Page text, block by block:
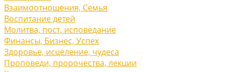
Взаимоотношения, Cемья
Воспитание детей
Молитва, пост, исповедание
Финансы, Бизнес, Успех
Здоровье, исцеление, чудеса
Проповеди, пророчества, лекции